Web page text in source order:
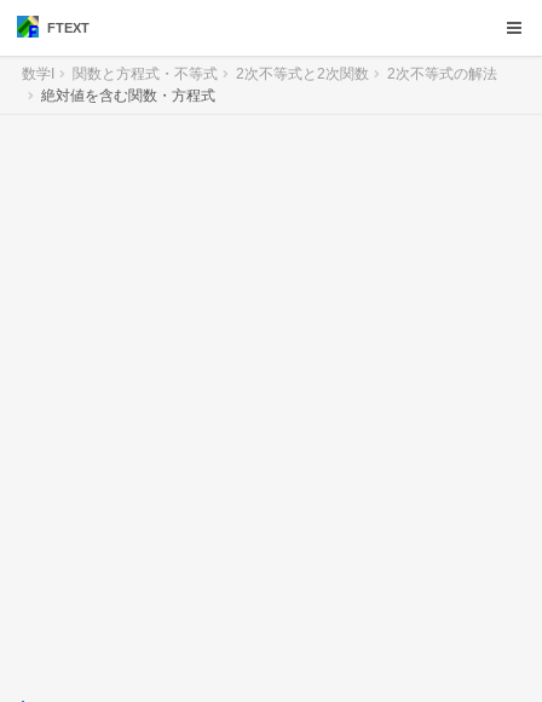
FTEXT
数学I 関数と方程式・不等式 2次不等式と2次関数
2次不等式の解法
絶対値を含む関数・方程式